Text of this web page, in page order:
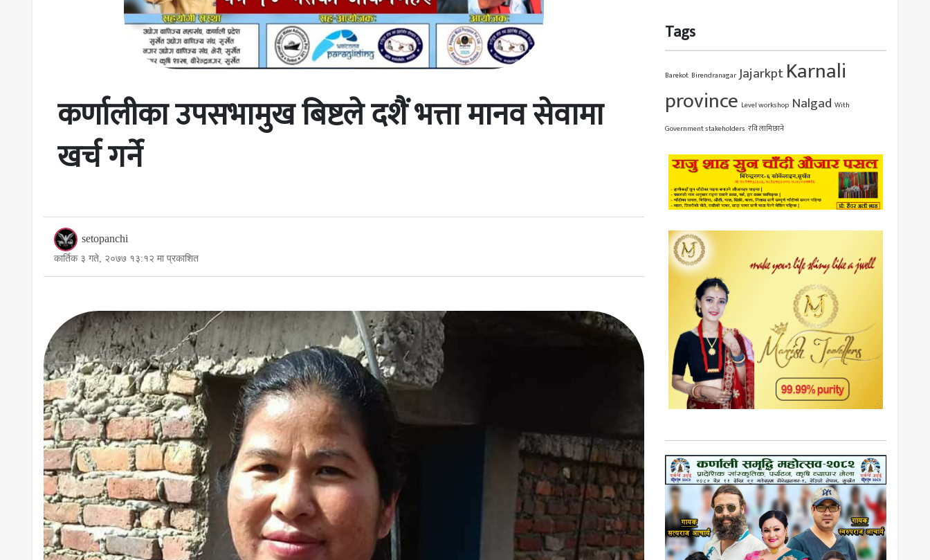
कर्णालीका उपसभामुख बिष्टले दशैं भत्ता मानव सेवामा
खर्च गर्ने
setopanchi
कार्तिक ३ गते, २०७७ १३:१२ मा प्रकाशित
Tags
Barekot Birendranagar JajarkptKarnali
province Level workshop Nalgad With
Government stakeholders रवि लामिछाने